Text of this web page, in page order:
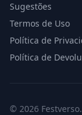
Sugestões
Termos de Uso
Política de
Política de
© 2026